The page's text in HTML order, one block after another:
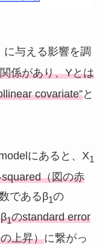
に与える影響を調
係があり、Yとは
covariate”と
にあると、X1
（図の赤
であるβ1の
β1のstandard error
上昇）に繋がっ